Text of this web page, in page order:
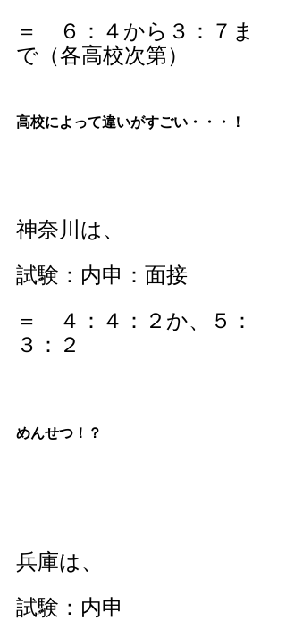
＝　６：４から３：７ま
で（各高校次第）
高校によって違いがすごい・・・！
神奈川は、
試験：内申：面接
＝　４：４：２か、５：
３：２
めんせつ！？
兵庫は、
試験：内申